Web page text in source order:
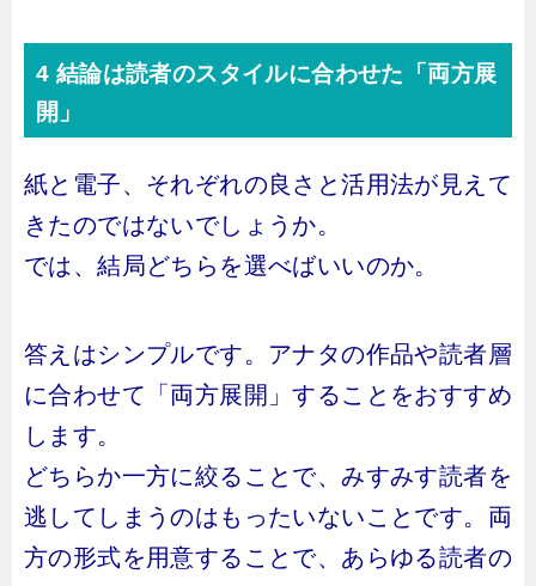
4 結論は読者のスタイルに合わせた「両方展
開」
紙と電子、それぞれの良さと活用法が見えて
きたのではないでしょうか。
では、結局どちらを選べばいいのか。
答えはシンプルです。アナタの作品や読者層
に合わせて「両方展開」することをおすすめ
します。
どちらか一方に絞ることで、みすみす読者を
逃してしまうのはもったいないことです。両
方の形式を用意することで、あらゆる読者の